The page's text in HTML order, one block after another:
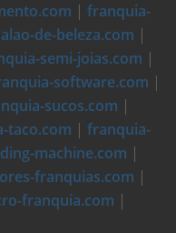
| franquia-
de-beleza.com |
semi-joias.com |
software.com |
sucos.com |
taco.com | franquia-
machine.com |
franquias.com |
franquia.com |